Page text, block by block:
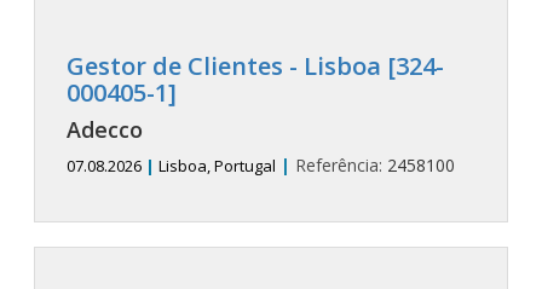
Gestor de Clientes - Lisboa [324-
000405-1]
Adecco
07.08.2026 | Lisboa, Portugal | Referência: 2458100